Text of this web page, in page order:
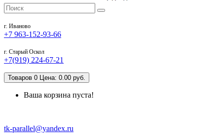
г. Иваново
+7 963-152-93-66
г. Старый Оскол
+7(919) 224-67-21
Товаров 0 Цена: 0.00 руб.
Ваша корзина пуста!
tk-parallel@yandex.ru